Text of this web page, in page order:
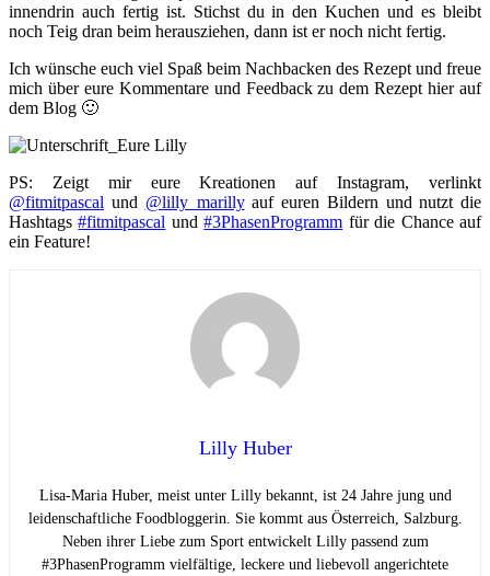
innendrin auch fertig ist. Stichst du in den Kuchen und es bleibt
noch Teig dran beim herausziehen, dann ist er noch nicht fertig.
Ich wünsche euch viel Spaß beim Nachbacken des Rezept und freue
mich über eure Kommentare und Feedback zu dem Rezept hier auf
dem Blog 🙂
PS: Zeigt mir eure Kreationen auf Instagram, verlinkt
@fitmitpascal und @lilly_marillyauf euren Bildern und nutzt die
Hashtags#fitmitpascal und#3PhasenProgramm für die Chance auf
ein Feature!
Lilly Huber
Lisa-Maria Huber, meist unter Lilly bekannt, ist 24 Jahre jung und
leidenschaftliche Foodbloggerin. Sie kommt aus Österreich, Salzburg.
Neben ihrer Liebe zum Sport entwickelt Lilly passend zum
#3PhasenProgramm vielfältige, leckere und liebevoll angerichtete